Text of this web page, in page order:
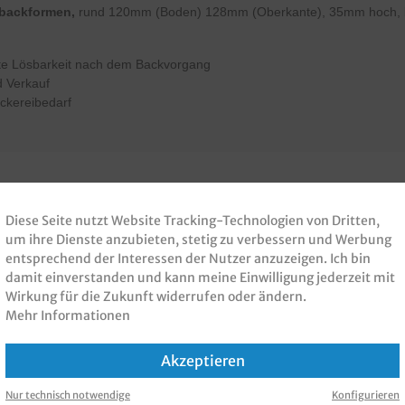
rund 120mm (Boden) 128mm (Oberkante), 35mm hoch,
Lösbarkeit nach dem Backvorgang
Verkauf
GEKAUFT
Diese Seite nutzt Website Tracking-Technologien von Dritten,
um ihre Dienste anzubieten, stetig zu verbessern und Werbung
entsprechend der Interessen der Nutzer anzuzeigen. Ich bin
damit einverstanden und kann meine Einwilligung jederzeit mit
Wirkung für die Zukunft widerrufen oder ändern.
Mehr Informationen
Akzeptieren
Nur technisch notwendige Konfigurieren